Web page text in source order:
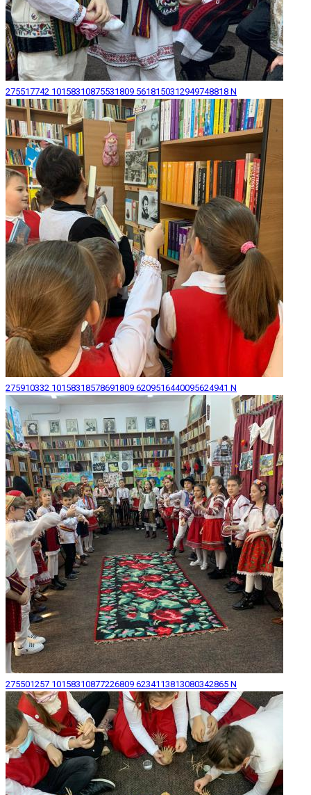
275517742 10158310875531809 5618150312949748818 N
275910332 10158318578691809 6209516440095624941 N
275501257 10158310877226809 6234113813080342865 N